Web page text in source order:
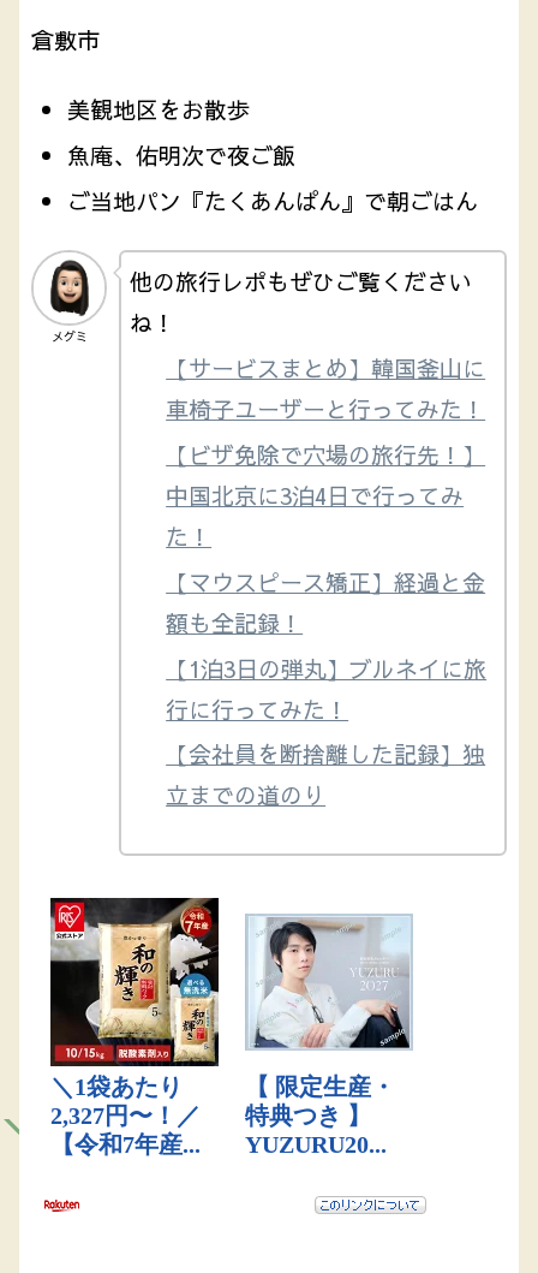
倉敷市
美観地区をお散歩
魚庵、佑明次で夜ご飯
ご当地パン『たくあんぱん』で朝ごはん
メグミ
他の旅行レポもぜひご覧ください
ね！
【サービスまとめ】韓国釜山に
車椅子ユーザーと行ってみた！
【ビザ免除で穴場の旅行先！】
中国北京に3泊4日で行ってみ
た！
【マウスピース矯正】経過と金
額も全記録！
【1泊3日の弾丸】ブルネイに旅
行に行ってみた！
【会社員を断捨離した記録】独
立までの道のり